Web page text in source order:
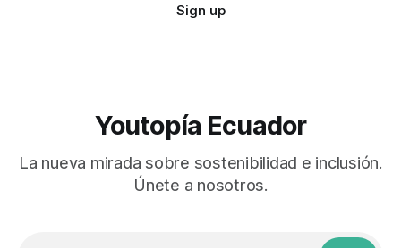
Sign up
Youtopía Ecuador
La nueva mirada sobre sostenibilidad e inclusión.
Únete a nosotros.